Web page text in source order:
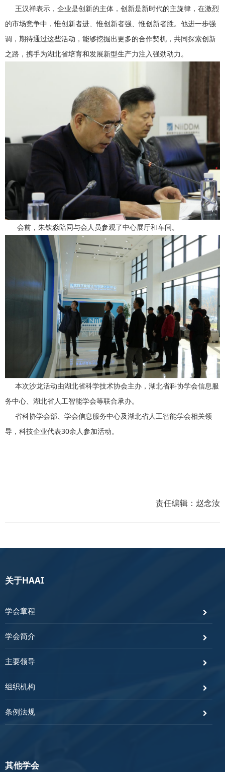
王汉祥表示，企业是创新的主体，创新是新时代的主旋律，在激烈
的市场竞争中，惟创新者进、惟创新者强、惟创新者胜。他进一步强
调，期待通过这些活动，能够挖掘出更多的合作契机，共同探索创新
之路，携手为湖北省培育和发展新型生产力注入强劲动力。
会前，朱钦淼陪同与会人员参观了中心展厅和车间。
本次沙龙活动由湖北省科学技术协会主办，湖北省科协学会信息服
务中心、湖北省人工智能学会等联合承办。
省科协学会部、学会信息服务中心及湖北省人工智能学会相关领
导，科技企业代表30余人参加活动。
责任编辑：赵念汝
关于HAAI
学会章程
学会简介
主要领导
组织机构
条例法规
其他学会